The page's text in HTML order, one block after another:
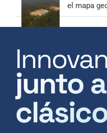
el mapa
junto